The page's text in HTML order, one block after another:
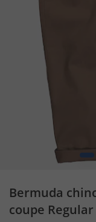
1
Bermuda
coupe